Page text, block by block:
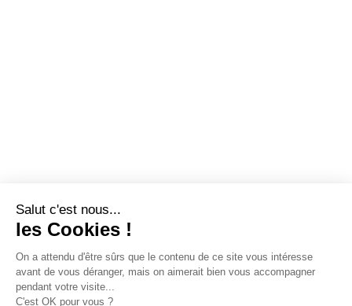
Salut c'est nous...
les Cookies !
On a attendu d'être sûrs que le contenu de ce site vous intéresse
avant de vous déranger, mais on aimerait bien vous accompagner
pendant votre visite...
C'est OK pour vous ?